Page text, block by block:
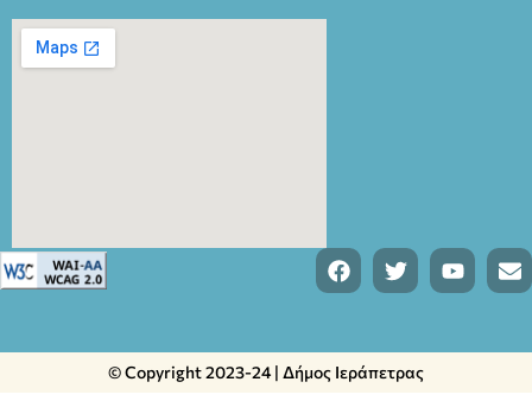
© Copyright 2023-24 | Δήμος Ιεράπετρας